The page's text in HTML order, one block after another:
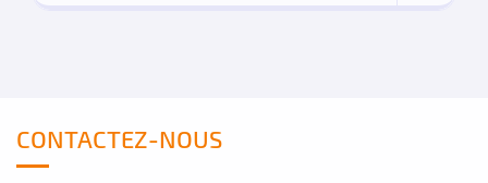
CONTACTEZ-NOUS